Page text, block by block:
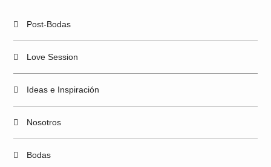
Post-Bodas
Love Session
Ideas e Inspiración
Nosotros
Bodas